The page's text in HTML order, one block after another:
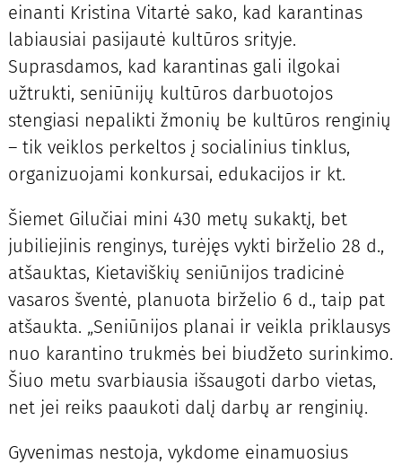
einanti Kristina Vitartė sako, kad karantinas
labiausiai pasijautė kultūros srityje.
Suprasdamos, kad karantinas gali ilgokai
užtrukti, seniūnijų kultūros darbuotojos
stengiasi nepalikti žmonių be kultūros renginių
– tik veiklos perkeltos į socialinius tinklus,
organi­zuojami konkursai, edukacijos ir kt.
Šiemet Gilučiai mini 430 metų sukaktį, bet
jubiliejinis renginys, turėjęs vykti birželio 28 d.,
atšauktas, Kietaviškių seniūnijos tradicinė
vasaros šventė, planuota birželio 6 d., taip pat
atšaukta. „Seniūnijos planai ir veikla priklausys
nuo karantino trukmės bei biudžeto surinkimo.
Šiuo metu svarbiausia išsaugoti darbo vietas,
net jei reiks paaukoti dalį darbų ar renginių.
Gyvenimas nestoja, vykdome einamuosius